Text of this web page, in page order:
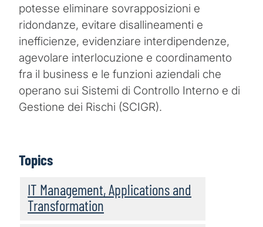
potesse eliminare sovrapposizioni e
ridondanze, evitare disallineamenti e
inefficienze, evidenziare interdipendenze,
agevolare interlocuzione e coordinamento
fra il business e le funzioni aziendali che
operano sui Sistemi di Controllo Interno e di
Gestione dei Rischi (SCIGR).
Topics
IT Management, Applications and
Transformation